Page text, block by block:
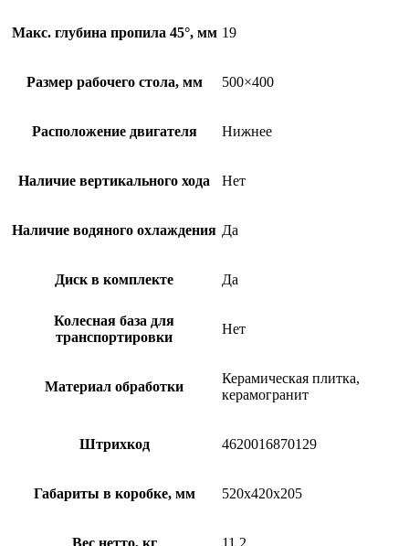
Макс. глубина пропила 45°, мм 19
Размер рабочего стола, мм 500×400
Расположение двигателя Нижнее
Наличие вертикального хода Нет
Наличие водяного охлаждения Да
Диск в комплекте Да
Колесная база для
транспортировки
Нет
Материал обработки
Керамическая плитка,
керамогранит
Штрихкод 4620016870129
Габариты в коробке, мм 520x420x205
Вес нетто, кг 11.2